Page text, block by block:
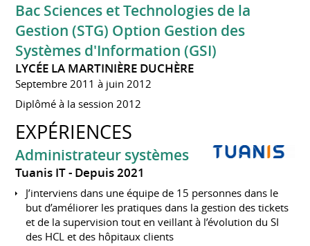
Bac Sciences et Technologies de la
Gestion (STG) Option Gestion des
Systèmes d'Information (GSI)
LYCÉE LA MARTINIÈRE DUCHÈRE
Septembre 2011 à juin 2012
Diplômé à la session 2012
EXPÉRIENCES
Administrateur systèmes
Tuanis IT Depuis 2021
J’interviens dans une équipe de 15 personnes dans le
but d’améliorer les pratiques dans la gestion des tickets
et de la supervision tout en veillant à l’évolution du SI
des HCL et des hôpitaux clients